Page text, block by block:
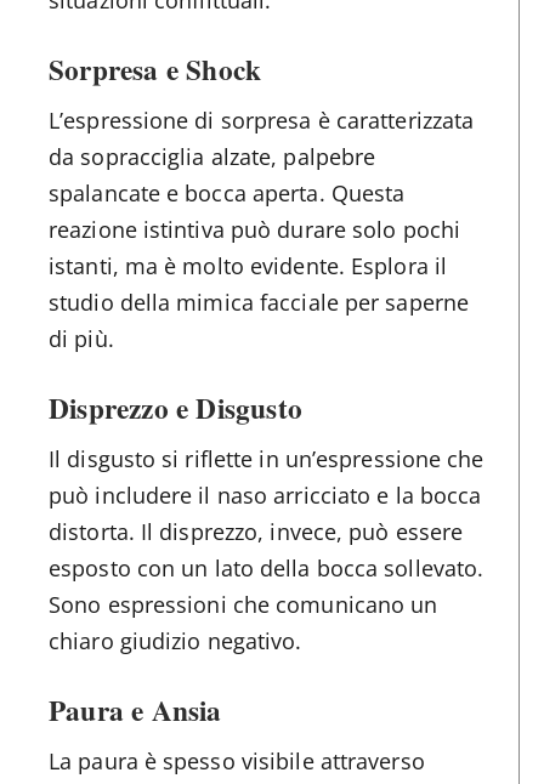
Sorpresa e Shock
L’espressione di sorpresa è caratterizzata
da sopracciglia alzate, palpebre
spalancate e bocca aperta. Questa
reazione istintiva può durare solo pochi
istanti, ma è molto evidente. Esplora il
studio della mimica facciale per saperne
di più.
Disprezzo e Disgusto
Il disgusto si riflette in un’espressione che
può includere il naso arricciato e la bocca
distorta. Il disprezzo, invece, può essere
esposto con un lato della bocca sollevato.
Sono espressioni che comunicano un
chiaro giudizio negativo.
Paura e Ansia
La paura è spesso visibile attraverso